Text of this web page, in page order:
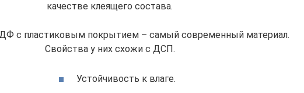
качестве клеящего состава.
с пластиковым покрытием – самый современный материал.
Свойства у них схожи с ДСП.
Устойчивость к влаге.